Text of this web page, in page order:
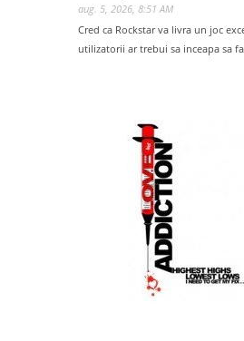
aug. 5, 2026, 8:51 AM
Cred ca Rockstar va livra un joc
utilizatorii ar trebui sa inceapa sa